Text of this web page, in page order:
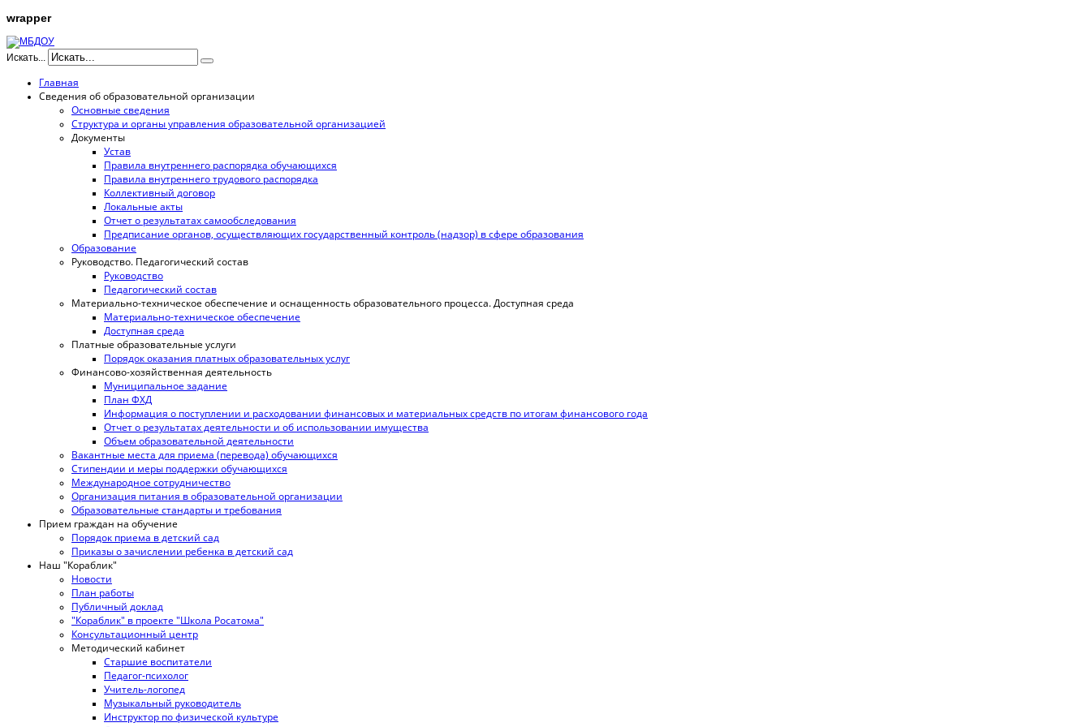
wrapper
Искать...
Главная
Сведения об образовательной организации
Основные сведения
Структура и органы управления образовательной организацией
Документы
Устав
Правила внутреннего распорядка обучающихся
Правила внутреннего трудового распорядка
Коллективный договор
Локальные акты
Отчет о результатах самообследования
Предписание органов, осуществляющих государственный контроль (надзор) в сфере образования
Образование
Руководство. Педагогический состав
Руководство
Педагогический состав
Материально-техническое обеспечение и оснащенность образовательного процесса. Доступная среда
Материально-техническое обеспечение
Доступная среда
Платные образовательные услуги
Порядок оказания платных образовательных услуг
Финансово-хозяйственная деятельность
Муниципальное задание
План ФХД
Информация о поступлении и расходовании финансовых и материальных средств по итогам финансового года
Отчет о результатах деятельности и об использовании имущества
Объем образовательной деятельности
Вакантные места для приема (перевода) обучающихся
Стипендии и меры поддержки обучающихся
Международное сотрудничество
Организация питания в образовательной организации
Образовательные стандарты и требования
Прием граждан на обучение
Порядок приема в детский сад
Приказы о зачислении ребенка в детский сад
Наш "Кораблик"
Новости
План работы
Публичный доклад
"Кораблик" в проекте "Школа Росатома"
Консультационный центр
Методический кабинет
Старшие воспитатели
Педагог-психолог
Учитель-логопед
Музыкальный руководитель
Инструктор по физической культуре